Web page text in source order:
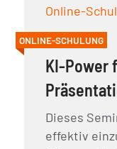
Online-
ONLINE-SCHULUNG
KI-Power
Dieses
effektiv